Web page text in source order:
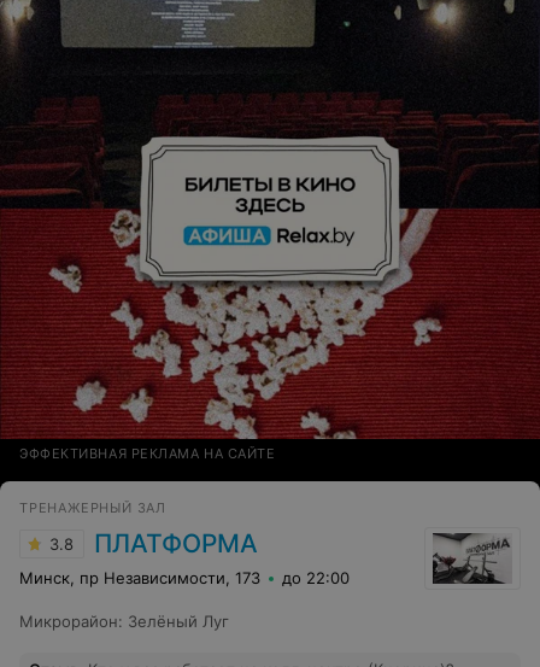
ЭФФЕКТИВНАЯ РЕКЛАМА НА САЙТЕ
ТРЕНАЖЕРНЫЙ ЗАЛ
3.8 ПЛАТФОРМА
Минск, пр Независимости, 173 до 22:00
Микрорайон: Зелёный Луг